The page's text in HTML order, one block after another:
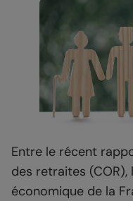
Entre le récent
des retraites
économique de la